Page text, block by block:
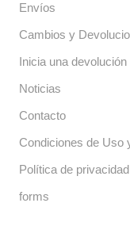
Envíos
Cambios y
Inicia una devolución
Noticias
Contacto
Condiciones de Uso
Política de privacidad
forms